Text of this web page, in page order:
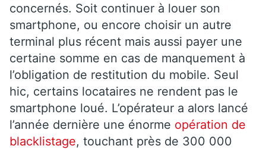
concernés. Soit continuer à louer son
smartphone, ou encore choisir un autre
terminal plus récent mais aussi payer une
certaine somme en cas de manquement à
l’obligation de restitution du mobile. Seul
hic, certains locataires ne rendent pas le
smartphone loué. L’opérateur a alors lancé
l’année dernière une énorme opération de
blacklistage, touchant près de 300 000